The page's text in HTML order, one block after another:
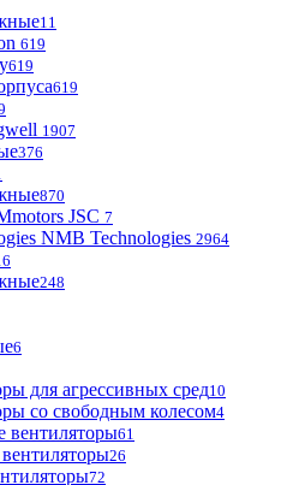
11
619
619
619
1907
376
870
JSC 7
NMB Technologies 2964
248
6
для агрессивных сред10
со свободным колесом4
вентиляторы61
26
72